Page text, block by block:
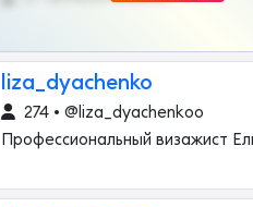
liza_dyachenko
274 • @liza_dyachenkoo
Профессиональный визажист